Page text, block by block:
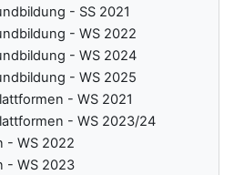
- SS 2021
- WS 2022
- WS 2024
- WS 2025
- WS 2021
- WS 2023/24
- WS 2022
- WS 2023